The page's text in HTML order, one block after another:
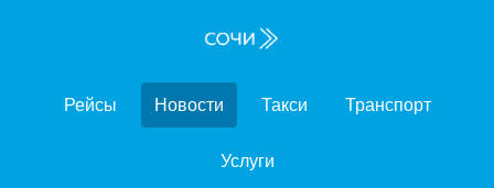
Рейсы Новости Такси Транспорт
Услуги